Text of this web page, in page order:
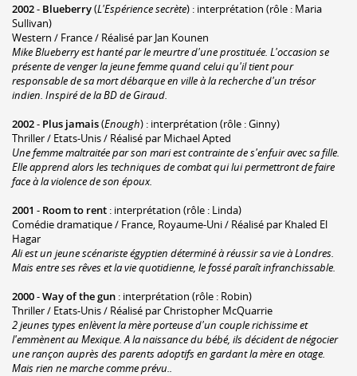
2002- Blueberry(L'Espérience secrète) : interprétation (rôle : Maria
Sullivan)
Western / France / Réalisé par Jan Kounen
Mike Blueberry est hanté par le meurtre d'une prostituée. L'occasion se
présente de venger la jeune femme quand celui qu'il tient pour
responsable de sa mort débarque en ville à la recherche d'un trésor
indien. Inspiré de la BD de Giraud.
2002- Plus jamais(Enough) : interprétation (rôle : Ginny)
Thriller / Etats-Unis / Réalisé par Michael Apted
Une femme maltraitée par son mari est contrainte de s'enfuir avec sa fille.
Elle apprend alors les techniques de combat qui lui permettront de faire
face à la violence de son époux.
2001 - Room to rent : interprétation (rôle : Linda)
Comédie dramatique / France, Royaume-Uni / Réalisé par Khaled El
Hagar
Ali est un jeune scénariste égyptien déterminé à réussir sa vie à Londres.
Mais entre ses rêves et la vie quotidienne, le fossé paraît infranchissable.
2000-Way of the gun : interprétation (rôle : Robin)
Thriller / Etats-Unis / Réalisé par Christopher McQuarrie
2 jeunes types enlèvent la mère porteuse d'un couple richissime et
l'emmènent au Mexique. A la naissance du bébé, ils décident de négocier
une rançon auprès des parents adoptifs en gardant la mère en otage.
Mais rien ne marche comme prévu..